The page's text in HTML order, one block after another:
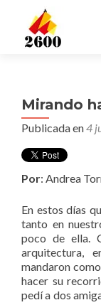
Mirando
Publicada en4
Por: Andrea
En estos días
tanto en
poco de ella.
arquitectura,
mandaron
hacer su
pedí a dos